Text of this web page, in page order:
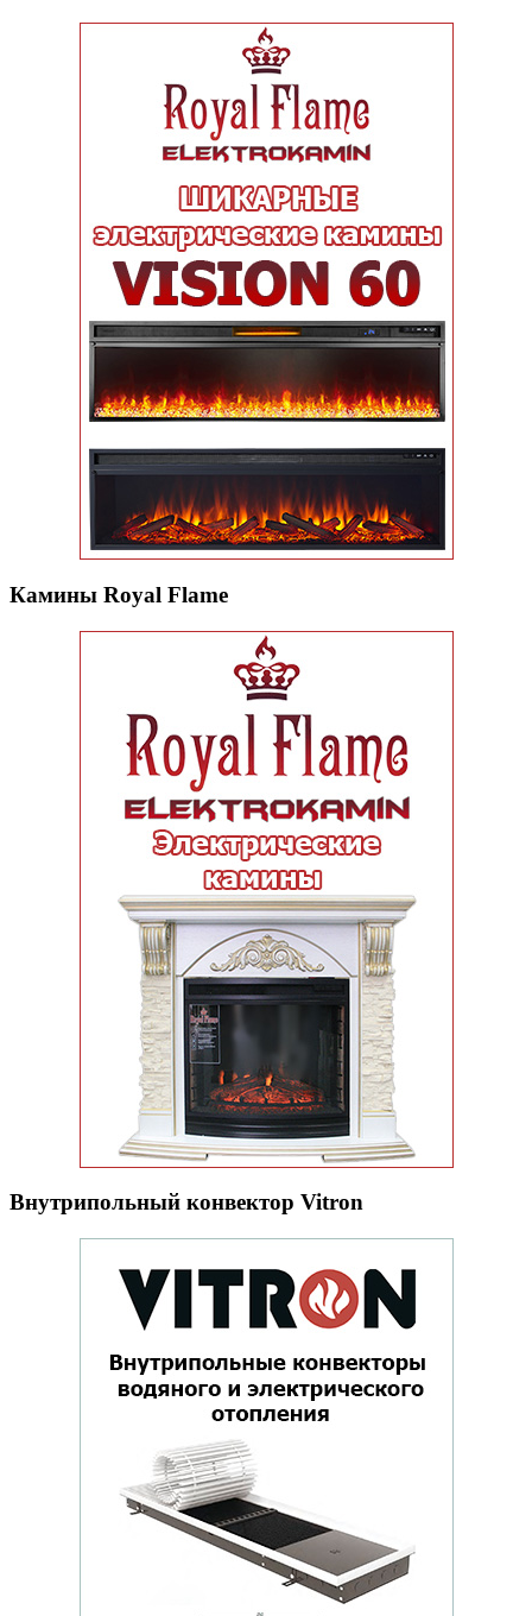
Камины Royal Flame
Внутрипольный конвектор Vitron